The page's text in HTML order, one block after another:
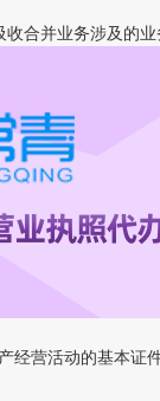
合并业务涉及的
经营活动的基本证